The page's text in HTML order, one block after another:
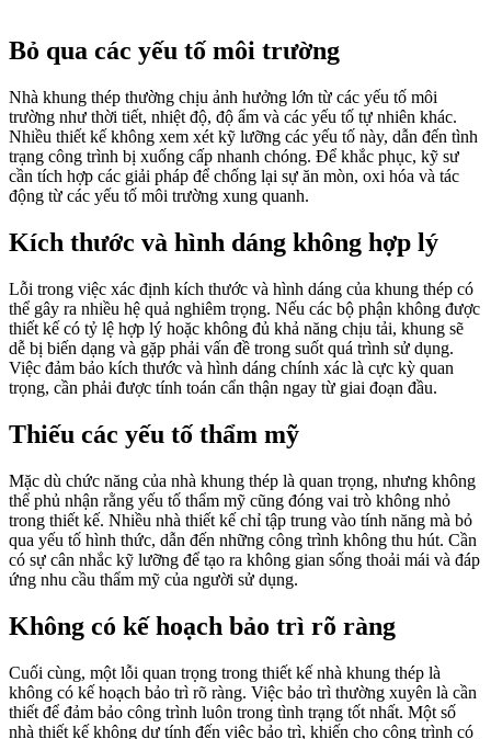
Bỏ qua các yếu tố môi trường
Nhà khung thép thường chịu ảnh hưởng lớn từ các yếu tố môi
trường như thời tiết, nhiệt độ, độ ẩm và các yếu tố tự nhiên khác.
Nhiều thiết kế không xem xét kỹ lưỡng các yếu tố này, dẫn đến tình
trạng công trình bị xuống cấp nhanh chóng. Để khắc phục, kỹ sư
cần tích hợp các giải pháp để chống lại sự ăn mòn, oxi hóa và tác
động từ các yếu tố môi trường xung quanh.
Kích thước và hình dáng không hợp lý
Lỗi trong việc xác định kích thước và hình dáng của khung thép có
thể gây ra nhiều hệ quả nghiêm trọng. Nếu các bộ phận không được
thiết kế có tỷ lệ hợp lý hoặc không đủ khả năng chịu tải, khung sẽ
dễ bị biến dạng và gặp phải vấn đề trong suốt quá trình sử dụng.
Việc đảm bảo kích thước và hình dáng chính xác là cực kỳ quan
trọng, cần phải được tính toán cẩn thận ngay từ giai đoạn đầu.
Thiếu các yếu tố thẩm mỹ
Mặc dù chức năng của nhà khung thép là quan trọng, nhưng không
thể phủ nhận rằng yếu tố thẩm mỹ cũng đóng vai trò không nhỏ
trong thiết kế. Nhiều nhà thiết kế chỉ tập trung vào tính năng mà bỏ
qua yếu tố hình thức, dẫn đến những công trình không thu hút. Cần
có sự cân nhắc kỹ lưỡng để tạo ra không gian sống thoải mái và đáp
ứng nhu cầu thẩm mỹ của người sử dụng.
Không có kế hoạch bảo trì rõ ràng
Cuối cùng, một lỗi quan trọng trong thiết kế nhà khung thép là
không có kế hoạch bảo trì rõ ràng. Việc bảo trì thường xuyên là cần
thiết để đảm bảo công trình luôn trong tình trạng tốt nhất. Một số
nhà thiết kế không dự tính đến việc bảo trì, khiến cho công trình có